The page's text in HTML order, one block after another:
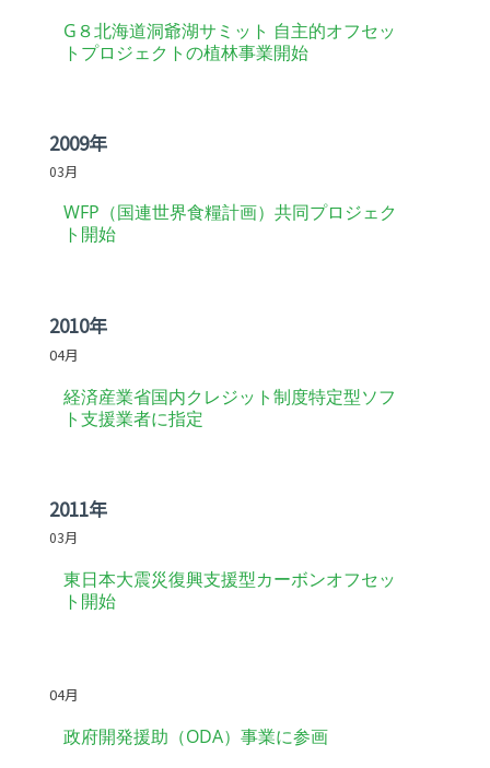
G８北海道洞爺湖サミット 自主的オフセッ
トプロジェクトの植林事業開始
2009年
03月
WFP（国連世界食糧計画）共同プロジェク
ト開始
2010年
04月
経済産業省国内クレジット制度特定型ソフ
ト支援業者に指定
2011年
03月
東日本大震災復興支援型カーボンオフセッ
ト開始
-
04月
政府開発援助（ODA）事業に参画